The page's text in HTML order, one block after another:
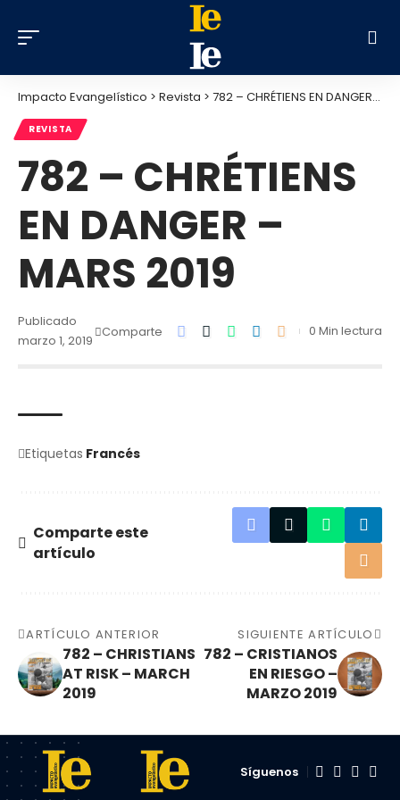
Impacto Evangelístico > Revista > 782 – CHRÉTIENS EN DANGER – MARS 2019
REVISTA
782 – CHRÉTIENS
EN DANGER –
MARS 2019
Publicado
marzo 1, 2019
Comparte 0 Min lectura
Etiquetas Francés
Comparte este
artículo
ARTÍCULO ANTERIOR
782 – CHRISTIANS
AT RISK – MARCH
2019
SIGUIENTE ARTÍCULO
782 – CRISTIANOS
EN RIESGO –
MARZO 2019
Síguenos